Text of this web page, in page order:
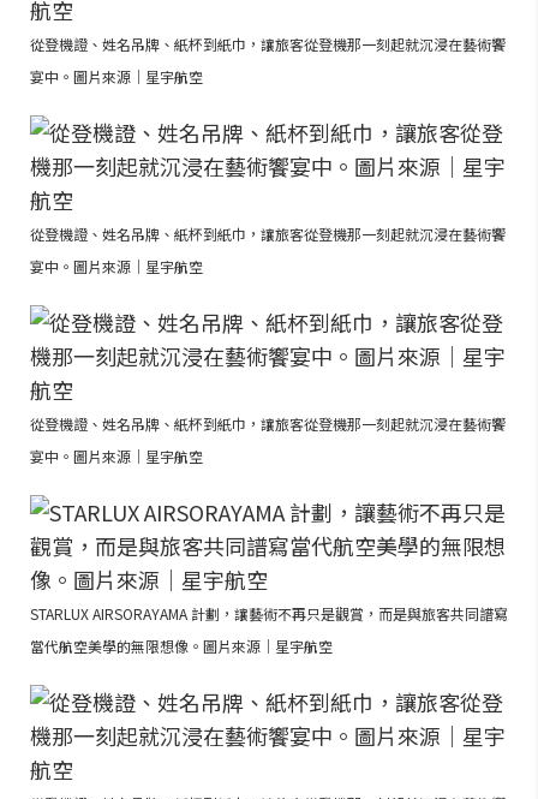
從登機證、姓名吊牌、紙杯到紙巾，讓旅客從登機那一刻起就沉浸在藝術饗
宴中。圖片來源｜星宇航空
從登機證、姓名吊牌、紙杯到紙巾，讓旅客從登機那一刻起就沉浸在藝術饗
宴中。圖片來源｜星宇航空
從登機證、姓名吊牌、紙杯到紙巾，讓旅客從登機那一刻起就沉浸在藝術饗
宴中。圖片來源｜星宇航空
STARLUX AIRSORAYAMA 計劃，讓藝術不再只是觀賞，而是與旅客共同譜寫
當代航空美學的無限想像。圖片來源｜星宇航空